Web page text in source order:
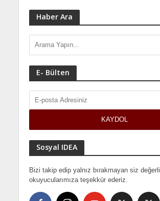
Haber Ara
E- Bülten
Sosyal IDEA
Bizi takip edip yalnız bırakmayan siz değerli
okuyucularımıza teşekkür ederiz.